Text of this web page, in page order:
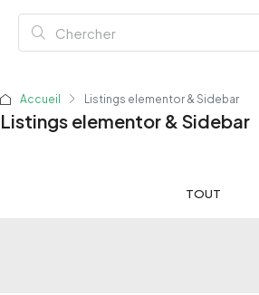
Accueil Listings elementor & Sidebar
Listings elementor & Sidebar
TOUT